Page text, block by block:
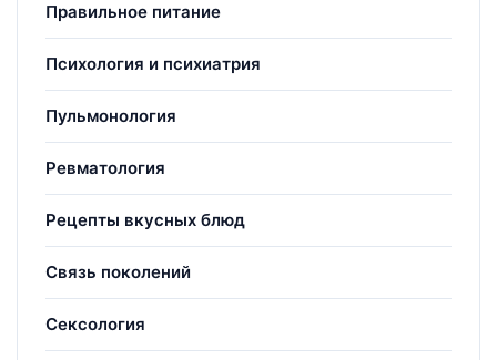
Правильное питание
Психология и психиатрия
Пульмонология
Ревматология
Рецепты вкусных блюд
Связь поколений
Сексология